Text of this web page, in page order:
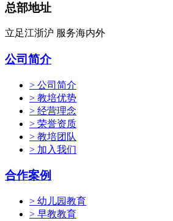
总部地址
立足江浙沪 服务海内外
公司简介
> 公司简介
> 教培优势
> 经营理念
> 荣誉资质
> 教培团队
> 加入我们
合作案例
> 幼儿园教育
> 早教教育